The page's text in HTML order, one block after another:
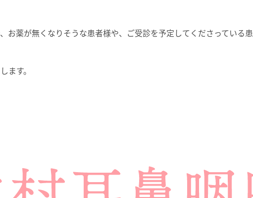
お薬が無くなりそうな患者様や、ご受診を予定してくださっている患
ます。